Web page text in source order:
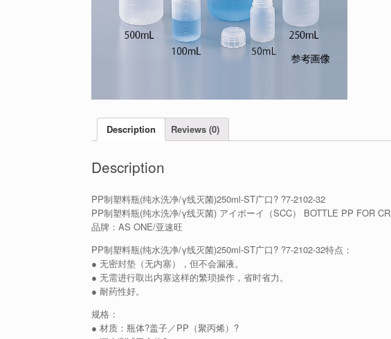
Description Reviews (0)
Description
PP制塑料瓶(纯水洗净/γ线灭菌)250ml-ST广口? ?7-2102-32
PP制塑料瓶(纯水洗净/γ线灭菌) アイボーイ（SCC） BOTTLE PP FOR CR
品牌：AS ONE/亚速旺
PP制塑料瓶(纯水洗净/γ线灭菌)250ml-ST广口? ?7-2102-32特点：
● 无密封垫（无内塞），但不会漏液。
● 无需进行取出内塞这样的繁琐操作，省时省力。
● 耐药性好。
规格：
● 材质：瓶体?盖子／PP（聚丙烯）?